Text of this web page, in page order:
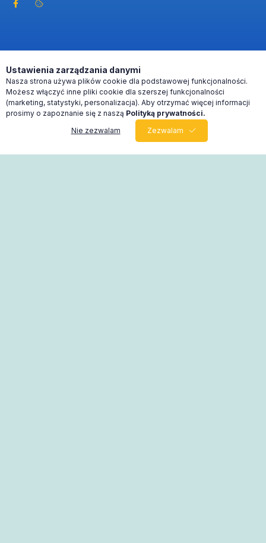
0
Ustawienia zarządzania danymi
Nasza strona używa plików cookie dla podstawowej funkcjonalności.
Możesz włączyć inne pliki cookie dla szerszej funkcjonalności
(marketing, statystyki, personalizacja). Aby otrzymać więcej informacji
prosimy o zapoznanie się z naszą Polityką prywatności.
Nie zezwalam
Zezwalam